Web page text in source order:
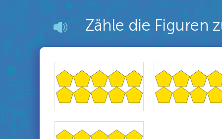
Zähle die Figuren